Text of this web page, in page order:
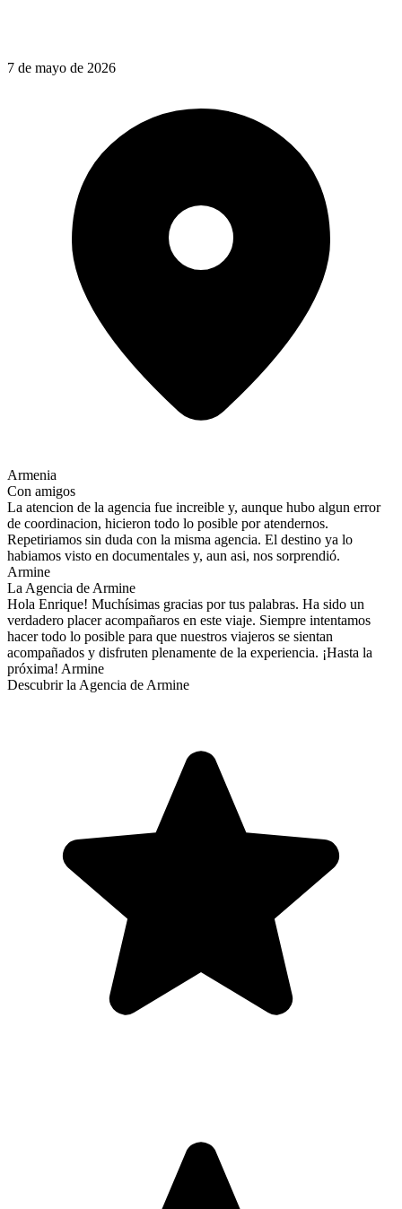
7 de mayo de 2026
Armenia
Con amigos
La atencion de la agencia fue increible y, aunque hubo algun error
de coordinacion, hicieron todo lo posible por atendernos.
Repetiriamos sin duda con la misma agencia. El destino ya lo
habiamos visto en documentales y, aun asi, nos sorprendió.
Armine
La Agencia de Armine
Hola Enrique! Muchísimas gracias por tus palabras. Ha sido un
verdadero placer acompañaros en este viaje. Siempre intentamos
hacer todo lo posible para que nuestros viajeros se sientan
acompañados y disfruten plenamente de la experiencia. ¡Hasta la
próxima! Armine
Descubrir la Agencia de Armine